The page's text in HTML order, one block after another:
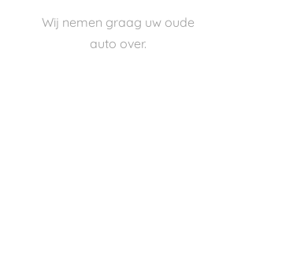
Wij nemen graag uw oude
auto over.